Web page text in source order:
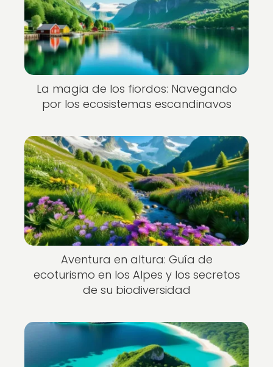
La magia de los fiordos: Navegando
por los ecosistemas escandinavos
Aventura en altura: Guía de
ecoturismo en los Alpes y los secretos
de su biodiversidad